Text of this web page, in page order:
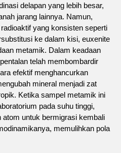
delapan yang lebih besar,
jarang lainnya. Namun,
yang konsisten seperti
ke dalam kisi, euxenite
metamik. Dalam keadaan
telah membombardir
efektif menghancurkan
mineral menjadi zat
Ketika sampel metamik ini
pada suhu tinggi,
untuk bermigrasi kembali
memulihkan pola